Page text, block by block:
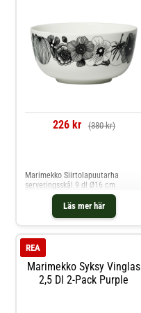
– mönstret varierar och gör din
mugg helt personlig. Shoppa
Kaffekoppar och mer Muggar &
Koppar hos Royal Design.
226 kr (380 kr)
Läs mer här
Marimekko Siirtolapuutarha
serveringsskål 9 dl Ø16 cm
Marimekko Syksy Vinglas
2,5 Dl 2-Pack Purple
REA